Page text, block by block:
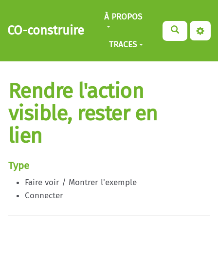
Aller au contenu principal
CO-construire
À PROPOS
TRACES
Rendre l'action
visible, rester en
lien
Type
Faire voir / Montrer l'exemple
Connecter